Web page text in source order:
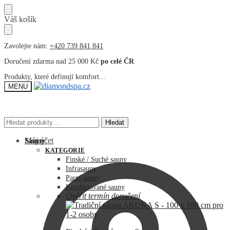
Přeskočit
na
navigaci
Přeskočit
na
obsah
Váš košík
Zavolejte nám: +420 739 841 841
Doručení zdarma nad 25 000 Kč po celé ČR
Produkty, které definují komfort...
MENU
Hledat: Hledat
Můj účet
Hledat: Hledat
Sauny
KATEGORIE
Finské / Suché sauny
Infrasauny
Parní sauny
Kombinované sauny
Ověřit termín doručení